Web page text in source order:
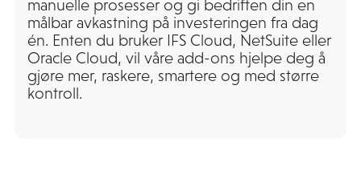
manuelle prosesser og gi bedriften din en
målbar avkastning på investeringen fra dag
én. Enten du bruker IFS Cloud, NetSuite eller
Oracle Cloud, vil våre add-ons hjelpe deg å
gjøre mer, raskere, smartere og med større
kontroll.